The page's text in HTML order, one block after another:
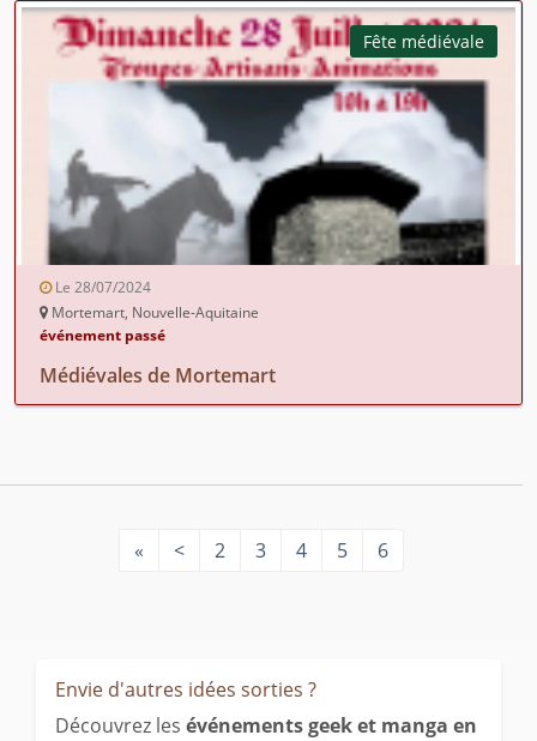
Fête médiévale
Le 28/07/2024
Mortemart, Nouvelle-Aquitaine
événement passé
Médiévales de Mortemart
« < 2 3 4 5 6
Envie d'autres idées sorties ?
Découvrez les événements geek et manga en